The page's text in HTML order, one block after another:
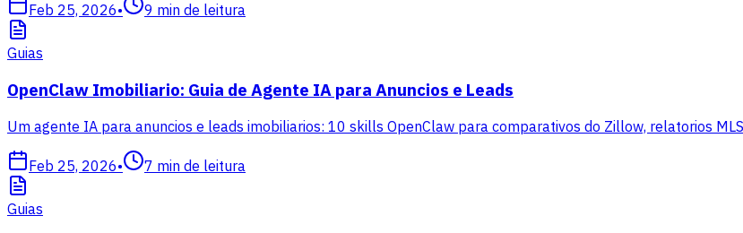
Feb 25, 2026• 9 min de leitura
Guias
OpenClaw Imobiliario: Guia de Agente IA para Anuncios e Leads
Um agente IA para anuncios e leads imobiliarios: 10 skills OpenClaw para comparativos do Zillow, relatorios
Feb 25, 2026• 7 min de leitura
Guias